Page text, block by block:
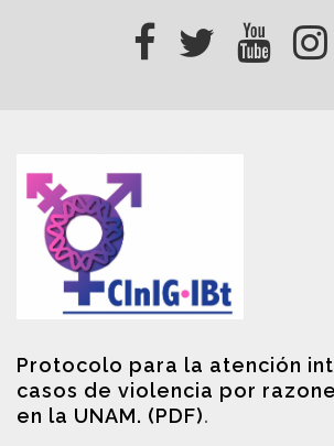
Protocolo para la atención
casos de violencia por
en la UNAM. (PDF).